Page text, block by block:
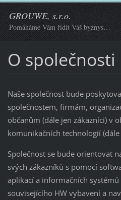
GROUWE, s.r.o.
Pomáháme Vám řídit Váš byznys…
O společnosti
Naše společnost bude
společnostem, firmám,
občanům (dále jen zákazníci) v
komunikačních technologií (dále
Společnost se bude orientovat
svých zákazníků s pomocí
aplikací a informačních systémů
souvisejícího HW vybavení a